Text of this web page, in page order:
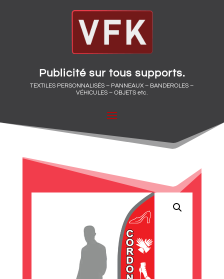
Publicité sur tous supports.
TEXTILES PERSONNALISÉS – PANNEAUX – BANDEROLES –
VÉHICULES – OBJETS etc.